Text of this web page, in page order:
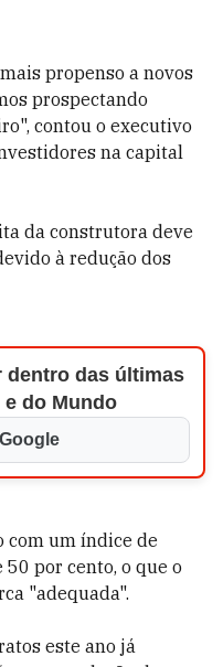
propenso a novos
prospectando
contou o executivo
na capital
da construtora deve
à redução dos
dentro das últimas
do Mundo
com um índice de
50 por cento, o que o
"adequada".
este ano já